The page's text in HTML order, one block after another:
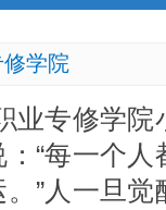
学院
业专修学
“每一个
”人一旦